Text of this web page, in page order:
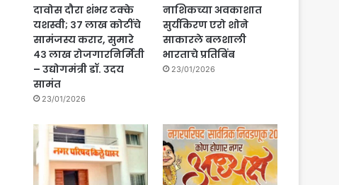
दावोस दौरा शंभर टक्के
यशस्वी; ३७ लाख कोटींचे
सामंजस्य करार, सुमारे
४३ लाख रोजगारनिर्मिती
– उद्योगमंत्री डॉ. उदय
सामंत
23/01/2026
नाशिकच्या अवकाशात
सुर्यकिरण एरो शोने
साकारले बलशाली
भारताचे प्रतिबिंब
23/01/2026